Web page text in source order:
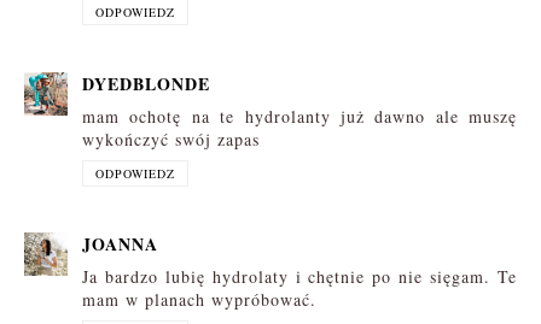
ODPOWIEDZ
DYEDBLONDE
mam ochotę na te hydrolanty już dawno ale muszę
wykończyć swój zapas
ODPOWIEDZ
JOANNA
Ja bardzo lubię hydrolaty i chętnie po nie sięgam. Te
mam w planach wypróbować.